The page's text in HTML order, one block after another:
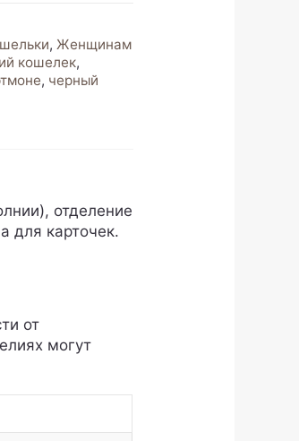
, Женщинам
кошелек,
, черный
отделение
для карточек.
от
могут